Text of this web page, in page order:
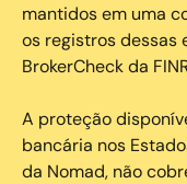
mantidos em uma
os registros dessas
BrokerCheck da
A proteção
bancária nos
da Nomad, não